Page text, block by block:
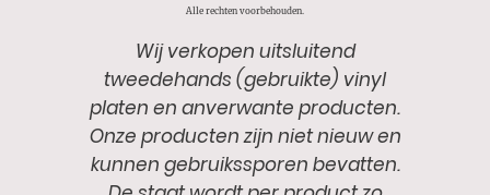
Alle rechten voorbehouden.
Wij verkopen uitsluitend
tweedehands (gebruikte) vinyl
platen en anverwante producten.
Onze producten zijn niet nieuw en
kunnen gebruikssporen bevatten.